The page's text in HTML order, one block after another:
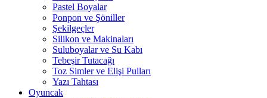
Pastel Boyalar
Ponpon ve Şöniller
Şekilgeçler
Silikon ve Makinaları
Suluboyalar ve Su Kabı
Tebeşir Tutacağı
Toz Simler ve Elişi Pulları
Yazı Tahtası
Oyuncak